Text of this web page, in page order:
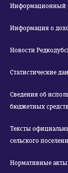
Информационный
Информация о
Новости
Статистические
Сведения об
бюджетных средств
Тексты
сельского
Нормативные акты